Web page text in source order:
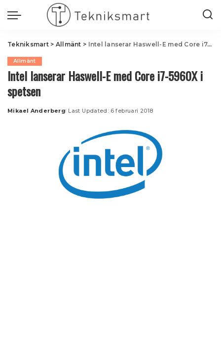
Tekniksmart> Allmänt > Intel lanserar Haswell-E med Core i7-5960X i spetsen
Allmänt
Intel lanserar Haswell-E med Core i7-5960X i
spetsen
Posted
Mikael Anderberg Last Updated: 6 februari 2018